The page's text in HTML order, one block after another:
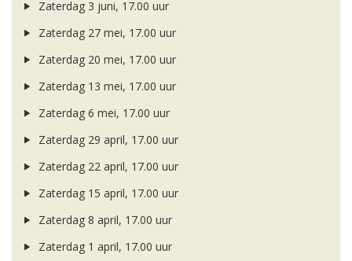
Zaterdag 3 juni, 17.00 uur
Zaterdag 27 mei, 17.00 uur
Zaterdag 20 mei, 17.00 uur
Zaterdag 13 mei, 17.00 uur
Zaterdag 6 mei, 17.00 uur
Zaterdag 29 april, 17.00 uur
Zaterdag 22 april, 17.00 uur
Zaterdag 15 april, 17.00 uur
Zaterdag 8 april, 17.00 uur
Zaterdag 1 april, 17.00 uur